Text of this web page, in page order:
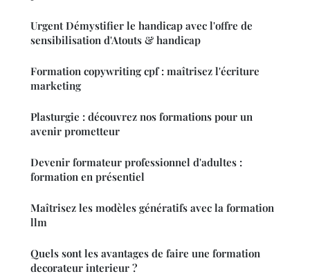
Urgent Démystifier le handicap avec l'offre de
sensibilisation d'Atouts & handicap
Formation copywriting cpf : maîtrisez l'écriture
marketing
Plasturgie : découvrez nos formations pour un
avenir prometteur
Devenir formateur professionnel d'adultes :
formation en présentiel
Maîtrisez les modèles génératifs avec la formation
llm
Quels sont les avantages de faire une formation
decorateur interieur ?